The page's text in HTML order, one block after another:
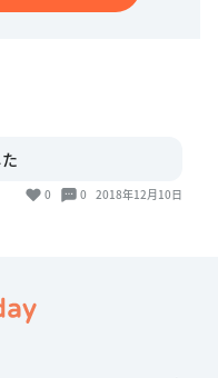
0 0 2018年12月10日